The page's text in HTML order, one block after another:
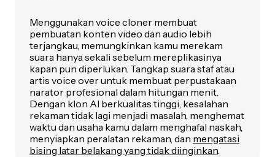
Menggunakan voice cloner membuat
pembuatan konten video dan audio lebih
terjangkau, memungkinkan kamu merekam
suara hanya sekali sebelum mereplikasinya
kapan pun diperlukan. Tangkap suara staf atau
artis voice over untuk membuat perpustakaan
narator profesional dalam hitungan menit.
Dengan klon AI berkualitas tinggi, kesalahan
rekaman tidak lagi menjadi masalah, menghemat
waktu dan usaha kamu dalam menghafal naskah,
menyiapkan peralatan rekaman, dan mengatasi
bising latar belakang yang tidak diinginkan